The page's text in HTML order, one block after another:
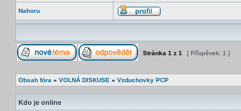
Nahoru
Stránka 1 z 1 [ Příspěvek: 1 ]
Obsah fóra » VOLNÁ DISKUSE » Vzduchovky PCP
Kdo je online